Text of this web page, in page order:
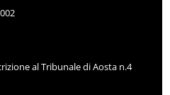
al Tribunale di Aosta n.4